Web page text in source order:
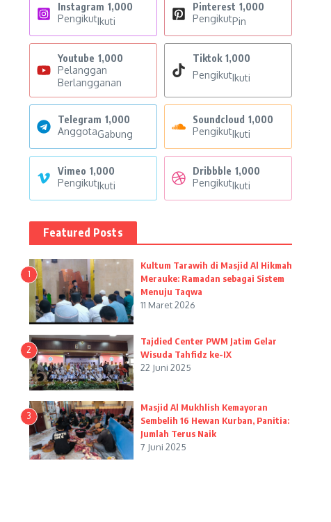
Instagram 1,000
PengikutIkuti
Pinterest 1,000
PengikutPin
Youtube 1,000
Pelanggan
Berlangganan
Tiktok 1,000
PengikutIkuti
Telegram 1,000
AnggotaGabung
Soundcloud 1,000
PengikutIkuti
Vimeo 1,000
PengikutIkuti
Dribbble 1,000
PengikutIkuti
Featured Posts
1
Kultum Tarawih di Masjid Al Hikmah
Merauke: Ramadan sebagai Sistem
Menuju Taqwa
11 Maret 2026
2
Tajdied Center PWM Jatim Gelar
Wisuda Tahfidz ke-IX
22 Juni 2025
3
Masjid Al Mukhlish Kemayoran
Sembelih 16 Hewan Kurban, Panitia:
Jumlah Terus Naik
7 Juni 2025